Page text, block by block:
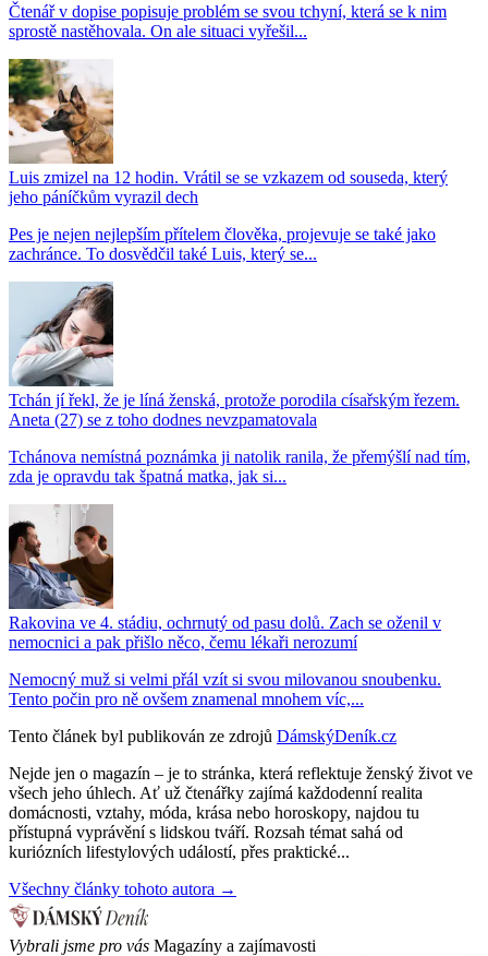
Čtenář v dopise popisuje problém se svou tchyní, která se k nim
sprostě nastěhovala. On ale situaci vyřešil...
Luis zmizel na 12 hodin. Vrátil se se vzkazem od souseda, který
jeho páníčkům vyrazil dech
Pes je nejen nejlepším přítelem člověka, projevuje se také jako
zachránce. To dosvědčil také Luis, který se...
Tchán jí řekl, že je líná ženská, protože porodila císařským řezem.
Aneta (27) se z toho dodnes nevzpamatovala
Tchánova nemístná poznámka ji natolik ranila, že přemýšlí nad tím,
zda je opravdu tak špatná matka, jak si...
Rakovina ve 4. stádiu, ochrnutý od pasu dolů. Zach se oženil v
nemocnici a pak přišlo něco, čemu lékaři nerozumí
Nemocný muž si velmi přál vzít si svou milovanou snoubenku.
Tento počin pro ně ovšem znamenal mnohem víc,...
Tento článek byl publikován ze zdrojů DámskýDeník.cz
Nejde jen o magazín – je to stránka, která reflektuje ženský život ve
všech jeho úhlech. Ať už čtenářky zajímá každodenní realita
domácnosti, vztahy, móda, krása nebo horoskopy, najdou tu
přístupná vyprávění s lidskou tváří. Rozsah témat sahá od
kuriózních lifestylových událostí, přes praktické...
Všechny články tohoto autora →
Vybrali jsme pro vás Magazíny a zajímavosti